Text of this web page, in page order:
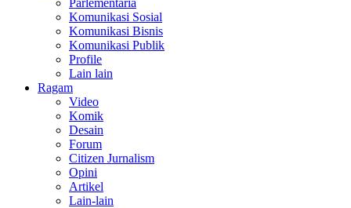
Parlementaria
Komunikasi Sosial
Komunikasi Bisnis
Komunikasi Publik
Profile
Lain lain
Ragam
Video
Komik
Desain
Forum
Citizen Jurnalism
Opini
Artikel
Lain-lain